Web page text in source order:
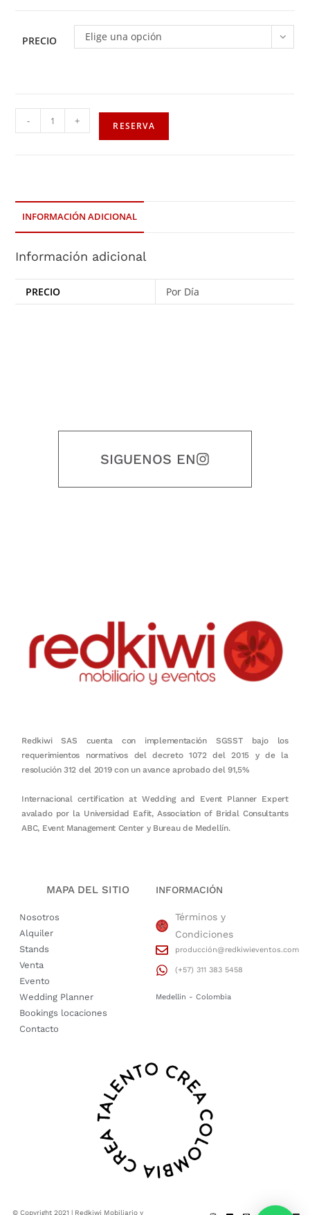
PRECIO Elige una opción
- + RESERVA
INFORMACIÓN ADICIONAL
Información adicional
PRECIO Por Día
SIGUENOS EN
Redkiwi SAS cuenta con implementación SGSST bajo los
requerimientos normativos del decreto 1072 del 2015 y de la
resolución 312 del 2019 con un avance aprobado del 91,5%
Internacional certification at Wedding and Event Planner Expert
avalado por la Universidad Eafit, Association of Bridal Consultants
ABC, Event Management Center y Bureau de Medellín.
MAPA DEL SITIO
Nosotros
Alquiler
Stands
Venta
Evento
Wedding Planner
Bookings locaciones
Contacto
INFORMACIÓN
Términos y
Condiciones
producción@redkiwieventos.com
(+57) 311 383 5458
Medellin - Colombia
© Copyright 2021 | Redkiwi Mobiliario y